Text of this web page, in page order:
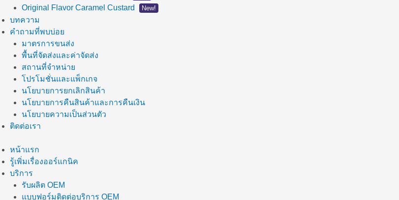
Original Flavor Caramel Custard New!
บทความ
คำถามที่พบบ่อย
มาตรการขนส่ง
พื้นที่จัดส่งและค่าจัดส่ง
สถานที่จำหน่าย
โปรโมชั่นและแพ็กเกจ
นโยบายการยกเลิกสินค้า
นโยบายการคืนสินค้าและการคืนเงิน
นโยบายความเป็นส่วนตัว
ติดต่อเรา
หน้าแรก
รู้เพิ่มเรื่องออร์แกนิค
บริการ
รับผลิต OEM
แบบฟอร์มติดต่อบริการ OEM